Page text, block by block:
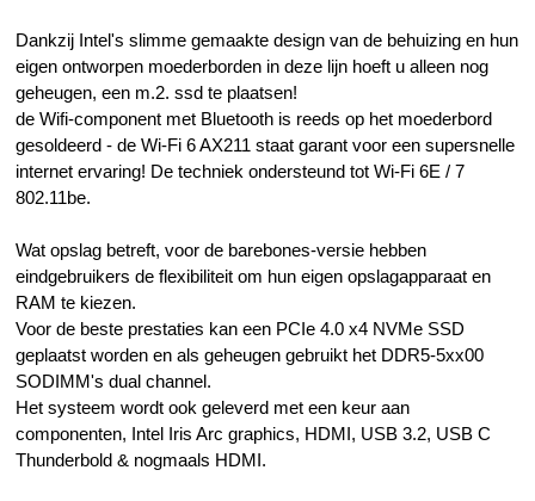
Dankzij Intel's slimme gemaakte design van de behuizing en hun
eigen ontworpen moederborden in deze lijn hoeft u alleen nog
geheugen, een m.2. ssd te plaatsen!
de Wifi-component met Bluetooth is reeds op het moederbord
gesoldeerd - de Wi-Fi 6 AX211 staat garant voor een supersnelle
internet ervaring! De techniek ondersteund tot Wi-Fi 6E / 7
802.11be.
Wat opslag betreft, voor de barebones-versie hebben
eindgebruikers de flexibiliteit om hun eigen opslagapparaat en
RAM te kiezen.
Voor de beste prestaties kan een PCIe 4.0 x4 NVMe SSD
geplaatst worden en als geheugen gebruikt het DDR5-5xx00
SODIMM's dual channel.
Het systeem wordt ook geleverd met een keur aan
componenten, Intel Iris Arc graphics, HDMI, USB 3.2, USB C
Thunderbold & nogmaals HDMI.